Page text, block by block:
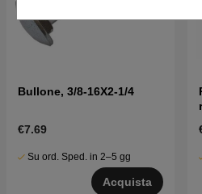
Bullone, 3/8-16X2-1/4
€7.69
Su ord. Sped. in 2–5 gg
Acquista